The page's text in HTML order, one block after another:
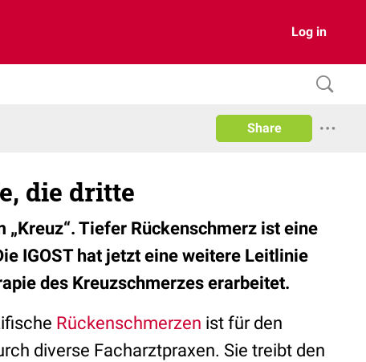
Log in
Share
die dritte
Tiefer Rückenschmerz ist eine
IGOST hat jetzt eine weitere Leitlinie
des Kreuzschmerzes erarbeitet.
Rückenschmerzen ist für den
diverse Facharztpraxen. Sie treibt den